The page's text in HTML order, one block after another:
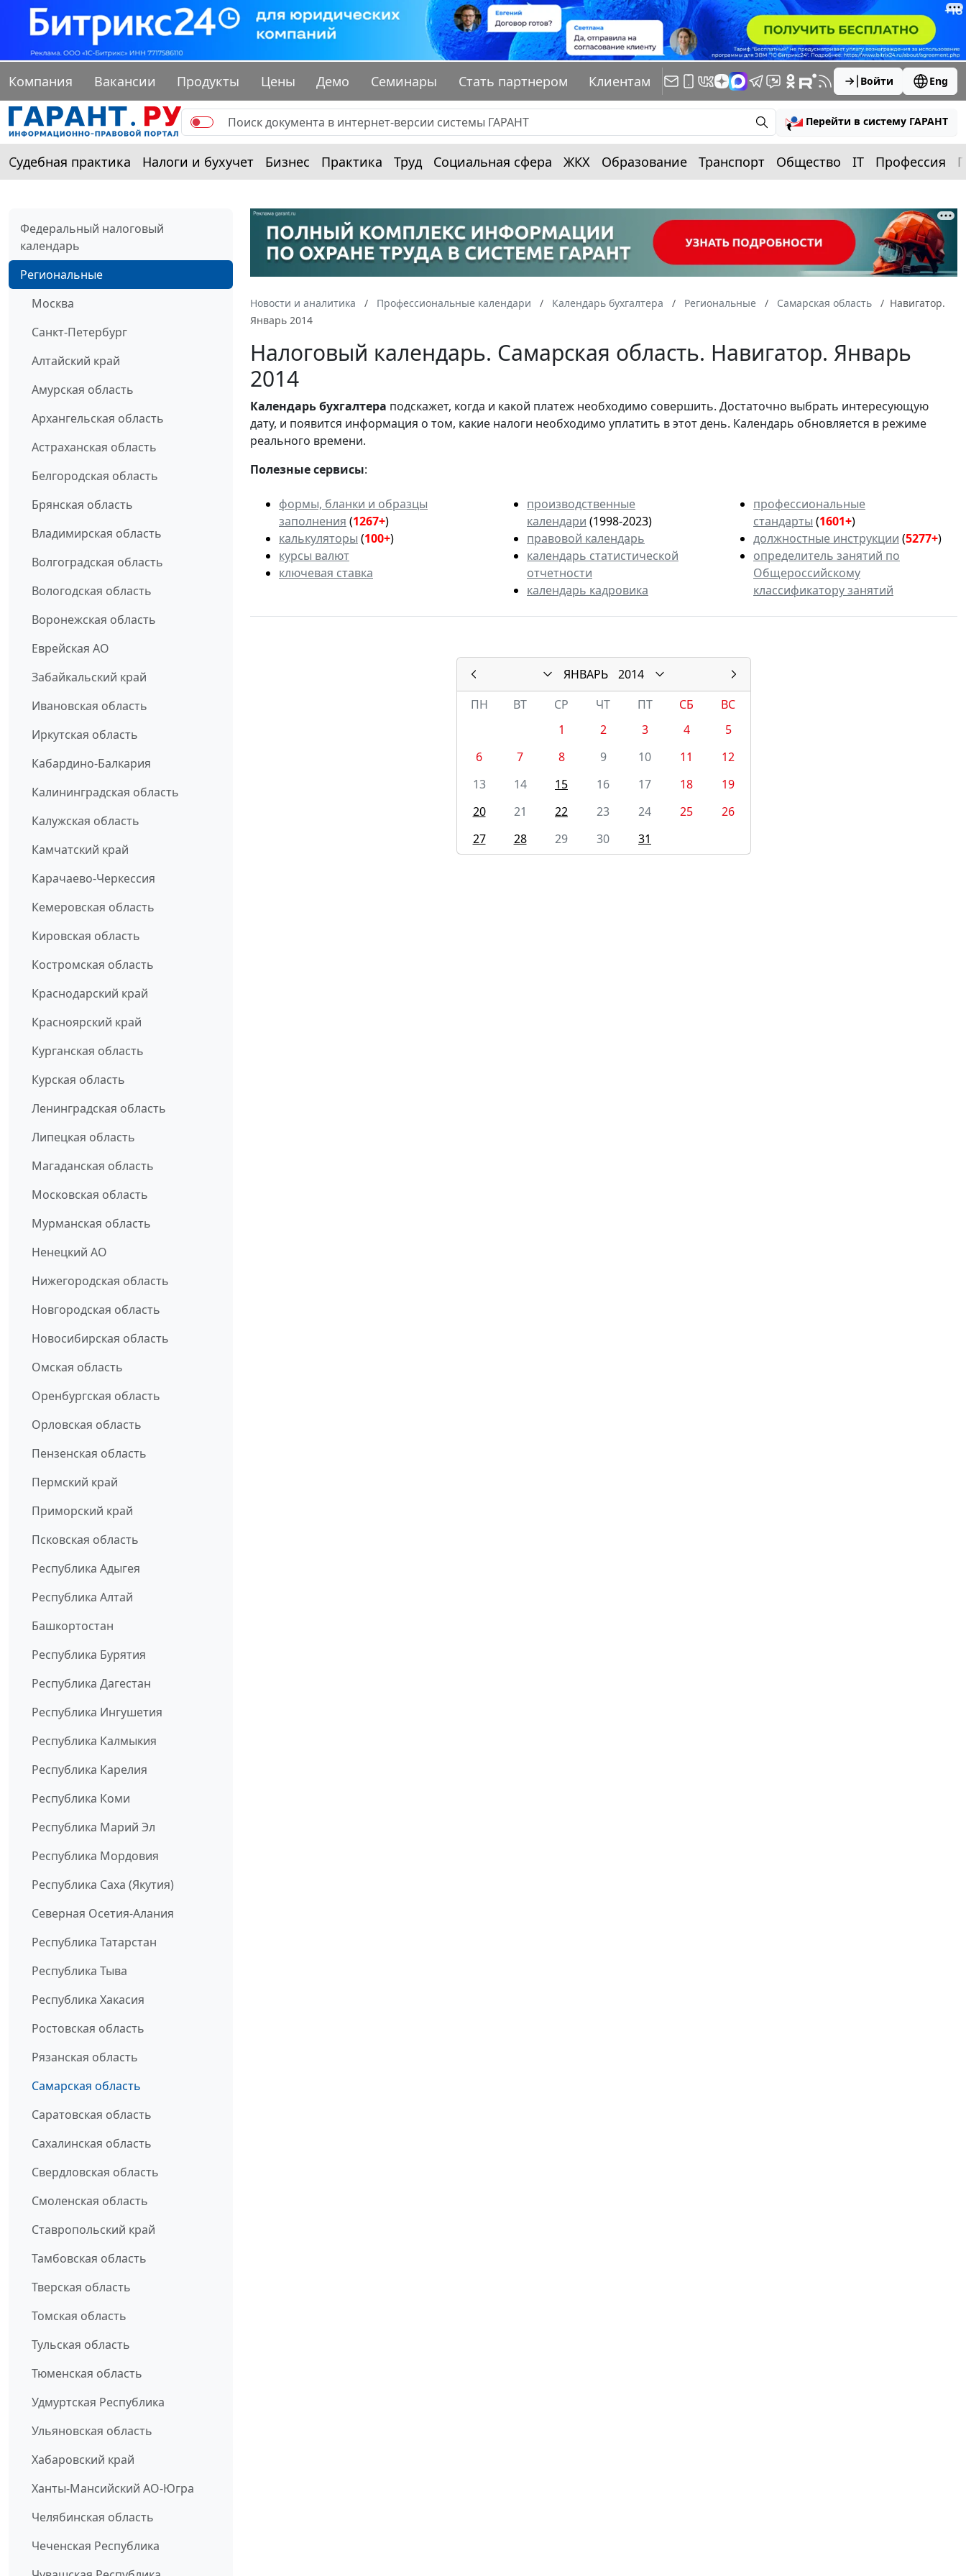
Компания Вакансии Продукты Цены Демо Семинары Стать партнером Клиентам Войти Eng
Перейти в систему ГАРАНТ
Судебная практика Налоги и бухучет Бизнес Практика Труд Социальная сфера ЖКХ Образование Транспорт Общество IT Профессия
Федеральный налоговый
календарь
Региональные
Москва
Санкт-Петербург
Алтайский край
Амурская область
Архангельская область
Астраханская область
Белгородская область
Брянская область
Владимирская область
Волгоградская область
Вологодская область
Воронежская область
Еврейская АО
Забайкальский край
Ивановская область
Иркутская область
Кабардино-Балкария
Калининградская область
Калужская область
Камчатский край
Карачаево-Черкессия
Кемеровская область
Кировская область
Костромская область
Краснодарский край
Красноярский край
Курганская область
Курская область
Ленинградская область
Липецкая область
Магаданская область
Московская область
Мурманская область
Ненецкий АО
Нижегородская область
Новгородская область
Новосибирская область
Омская область
Оренбургская область
Орловская область
Пензенская область
Пермский край
Приморский край
Псковская область
Республика Адыгея
Республика Алтай
Башкортостан
Республика Бурятия
Республика Дагестан
Республика Ингушетия
Республика Калмыкия
Республика Карелия
Республика Коми
Республика Марий Эл
Республика Мордовия
Республика Саха (Якутия)
Северная Осетия-Алания
Республика Татарстан
Республика Тыва
Республика Хакасия
Ростовская область
Рязанская область
Самарская область
Саратовская область
Сахалинская область
Свердловская область
Смоленская область
Ставропольский край
Тамбовская область
Тверская область
Томская область
Тульская область
Тюменская область
Удмуртская Республика
Ульяновская область
Хабаровский край
Ханты-Мансийский АО-Югра
Челябинская область
Чеченская Республика
Новости и аналитика Профессиональные календари Календарь бухгалтера Региональные Самарская область
Навигатор.
Январь 2014
Налоговый календарь. Самарская область. Навигатор. Январь
2014
Календарьбухгалтера подскажет, когда и какой платеж необходимо совершить. Достаточно выбрать интересующую
дату, и появится информация о том, какие налоги необходимо уплатить в этот день. Календарь обновляется в режиме
реального времени.
Полезные сервисы:
формы, бланки и образцы
заполнения (1267+)
калькуляторы (100+)
курсы валют
ключевая ставка
производственные
календари (1998-2023)
правовой календарь
календарь статистической
отчетности
календарь кадровика
профессиональные
стандарты (1601+)
должностные инструкции (5277+)
определитель занятий по
Общероссийскому
классификатору занятий
ЯНВАРЬ
2014
ПН
ВТ СР ЧТ ПТ СБ
ВС
1
2 3 4
5
6
7 8 9 10 11
12
13
14 15 16 17 18
19
20
21 22 23 24 25
26
27
28 29 30 31